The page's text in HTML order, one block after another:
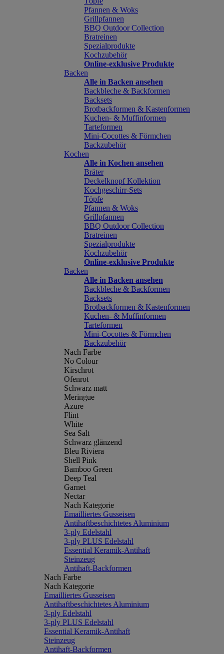
Pfannen & Woks
Grillpfannen
BBQ Outdoor Collection
Bratreinen
Spezialprodukte
Kochzubehör
Online-exklusive Produkte
Backen
Alle in Backen ansehen
Backbleche & Backformen
Backsets
Brotbackformen & Kastenformen
Kuchen- & Muffinformen
Tarteformen
Mini-Cocottes & Förmchen
Backzubehör
Kochen
Alle in Kochen ansehen
Bräter
Deckelknopf Kollektion
Kochgeschirr-Sets
Töpfe
Pfannen & Woks
Grillpfannen
BBQ Outdoor Collection
Bratreinen
Spezialprodukte
Kochzubehör
Online-exklusive Produkte
Backen
Alle in Backen ansehen
Backbleche & Backformen
Backsets
Brotbackformen & Kastenformen
Kuchen- & Muffinformen
Tarteformen
Mini-Cocottes & Förmchen
Backzubehör
Nach Farbe
No Colour
Kirschrot
Ofenrot
Schwarz matt
Meringue
Azure
Flint
White
Sea Salt
Schwarz glänzend
Bleu Riviera
Shell Pink
Bamboo Green
Deep Teal
Garnet
Nectar
Nach Kategorie
Emailliertes Gusseisen
Antihaftbeschichtetes Aluminium
3-ply Edelstahl
3-ply PLUS Edelstahl
Essential Keramik-Antihaft
Steinzeug
Antihaft-Backformen
Nach Farbe
Nach Kategorie
Emailliertes Gusseisen
Antihaftbeschichtetes Aluminium
3-ply Edelstahl
3-ply PLUS Edelstahl
Essential Keramik-Antihaft
Steinzeug
Antihaft-Backformen